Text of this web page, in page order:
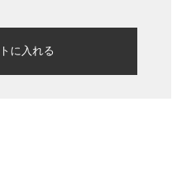
に入れる